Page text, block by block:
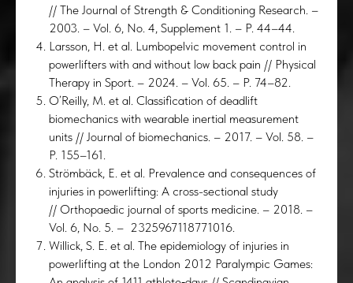
// The Journal of Strength & Conditioning Research. –
2003. – Vol. 6, No. 4, Supplement 1. – P. 44–44.
Larsson, H. et al. Lumbopelvic movement control in
powerlifters with and without low back pain // Physical
Therapy in Sport. – 2024. – Vol. 65. – P. 74–82.
O’Reilly, M. et al. Classification of deadlift
biomechanics with wearable inertial measurement
units // Journal of biomechanics. – 2017. – Vol. 58. –
P. 155–161.
Strömbäck, E. et al. Prevalence and consequences of
injuries in powerlifting: A cross-sectional study
// Orthopaedic journal of sports medicine. – 2018. –
Vol. 6, No. 5. – 2325967118771016.
Willick, S. E. et al. The epidemiology of injuries in
powerlifting at the London 2012 Paralympic Games: